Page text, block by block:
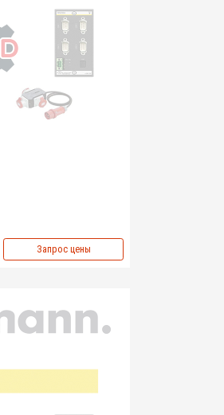
Запрос цены